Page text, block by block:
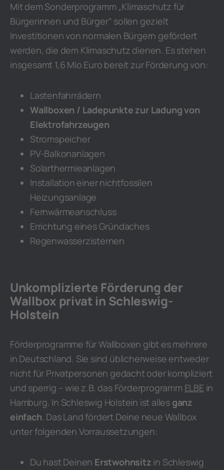
Mit dem Sonderprogramm „Klimaschutz für
Bürgerinnen und Bürger“ sollen gezielt
Investitionen von normalen Bürgern gefördert
werden, die dem Klimaschutz dienen. Es stehen
insgesamt 1,6 Mio Euro bereit zur Förderung von:
Lastenfahrrädern
Wallboxen / Ladepunkte zur Ladung von
Elektrofahrzeugen
Stromspeicher
PV-Balkonanlagen
Solarthermieanlagen
Installation einer nichtfossilen
Heizungsanlage
Fernwärmeanschluss
Errichtung eines Gründaches
Regenwasserzisternen
Unkomplizierte Förderung der
Wallbox privat in Schleswig-
Holstein
Förderprogramme für Wallboxen gibt es mehrere
in Deutschland. Sie sind üblicherweise entweder
nicht für Privatpersonen gedacht oder kompliziert
und sperrig – wie z.B. das Förderprogramm ELBE in
Hamburg. In Schleswig Holstein ist alles ganz
einfach. Das Land fördert Deine neue Wallbox
unter folgenden Vorraussetzungen:
Du hast Deinen Erstwohnsitz in Schleswig